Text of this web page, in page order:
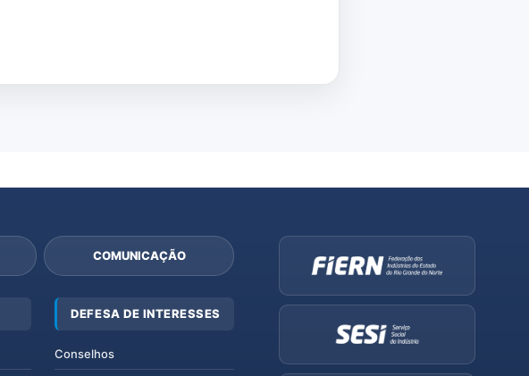
COMUNICAÇÃO
DEFESA DE INTERESSES
Conselhos